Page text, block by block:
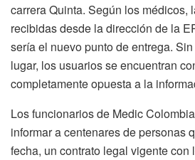
carrera Quinta. Según los médicos,
recibidas desde la dirección de la
sería el nuevo punto de entrega.
lugar, los usuarios se encuentran
completamente opuesta a la
Los funcionarios de Medic
informar a centenares de personas
fecha, un contrato legal vigente con